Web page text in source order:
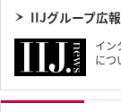
IIJグループ広
イン
につ